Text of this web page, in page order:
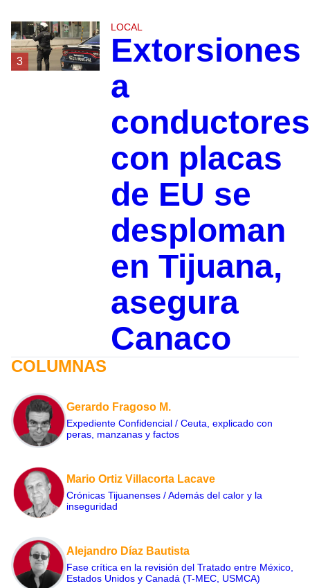
3
LOCAL
Extorsiones
a
conductores
con placas
de EU se
desploman
en Tijuana,
asegura
Canaco
COLUMNAS
Gerardo Fragoso M.
Expediente Confidencial / Ceuta, explicado con
peras, manzanas y factos
Mario Ortiz Villacorta Lacave
Crónicas Tijuanenses / Además del calor y la
inseguridad
Alejandro Díaz Bautista
Fase crítica en la revisión del Tratado entre México,
Estados Unidos y Canadá (T-MEC, USMCA)